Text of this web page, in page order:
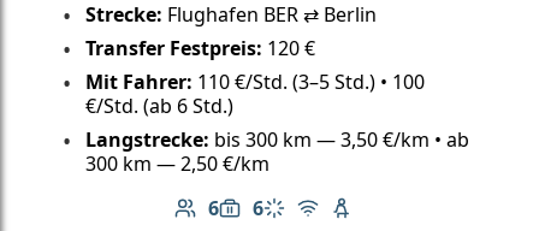
Strecke: Flughafen BER ⇄ Berlin
Transfer Festpreis: 120 €
Mit Fahrer: 110 €/Std. (3–5 Std.) • 100
€/Std. (ab 6 Std.)
Langstrecke: bis 300 km — 3,50 €/km • ab
300 km — 2,50 €/km
6
Anzahl der Passagiere: 6
6
Gepäckkapazität: 6
Klimaanlage
Kostenloses WLAN
Kindersitz verfügbar